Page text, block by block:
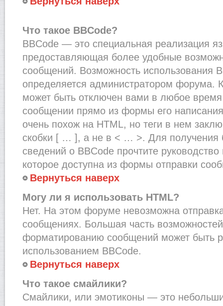
Что такое BBCode?
BBCode — это специальная реализация
предоставляющая более удобные
сообщений. Возможность использования
определяется администратором форума.
может быть отключен вами в любое
сообщении прямо из формы его
очень похож на HTML, но теги в нем
скобки [ … ], а не в < … >. Для получения
сведений о BBCode прочтите
которое доступна из формы отправки
Вернуться наверх
Могу ли я использовать HTML?
Нет. На этом форуме невозможна
сообщениях. Большая часть
форматированию сообщений может быть
использованием BBCode.
Вернуться наверх
Что такое смайлики?
Смайлики, или эмотиконы — это